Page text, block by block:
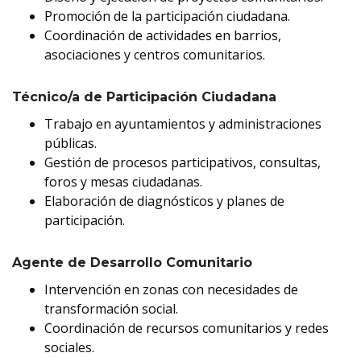
Promoción de la participación ciudadana.
Coordinación de actividades en barrios,
asociaciones y centros comunitarios.
Técnico/a de Participación Ciudadana
Trabajo en ayuntamientos y administraciones
públicas.
Gestión de procesos participativos, consultas,
foros y mesas ciudadanas.
Elaboración de diagnósticos y planes de
participación.
Agente de Desarrollo Comunitario
Intervención en zonas con necesidades de
transformación social.
Coordinación de recursos comunitarios y redes
sociales.